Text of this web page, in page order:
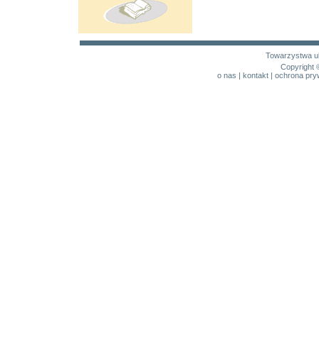
Towarzystwa
Copyright
o nas | kontakt| ochrona